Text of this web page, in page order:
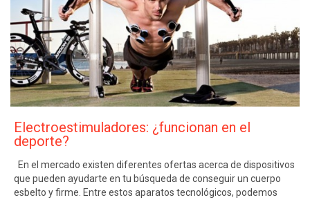
Electroestimuladores: ¿funcionan en el
deporte?
En el mercado existen diferentes ofertas acerca de dispositivos
que pueden ayudarte en tu búsqueda de conseguir un cuerpo
esbelto y firme. Entre estos aparatos tecnológicos, podemos